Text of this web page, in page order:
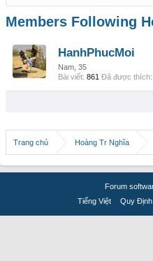
Members Following
HanhPhucMoi
Nam, 35
Bài viết: 861 Đã được thích:
Trang chủ Hoàng Tr Nghĩa
Forum
Tiếng Việt
Quy Định